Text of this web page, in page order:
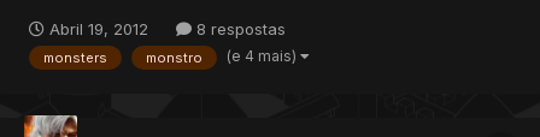
monstro, atacks, defesas, loot,e alguns elementos que pode
colokar. olhe o exemplo abaixo. <?xml version="1.0" encodi...
Abril 19, 2012 8 respostas
monsters monstro (e 4 mais)